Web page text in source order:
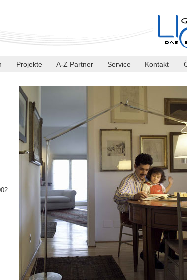
Projekte A-Z Partner Service Kontakt